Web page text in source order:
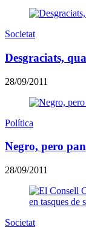
Societat
Desgraciats,
28/09/2011
Política
Negro, pero
28/09/2011
Societat